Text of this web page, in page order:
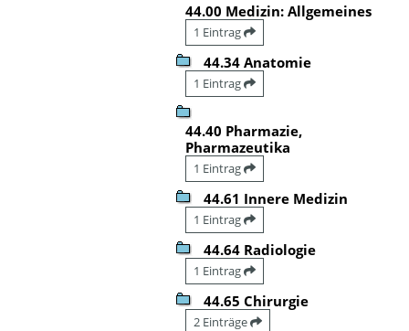
44.00 Medizin: Allgemeines
1 Eintrag
44.34 Anatomie
1 Eintrag
44.40 Pharmazie,
Pharmazeutika
1 Eintrag
44.61 Innere Medizin
1 Eintrag
44.64 Radiologie
1 Eintrag
44.65 Chirurgie
2 Einträge